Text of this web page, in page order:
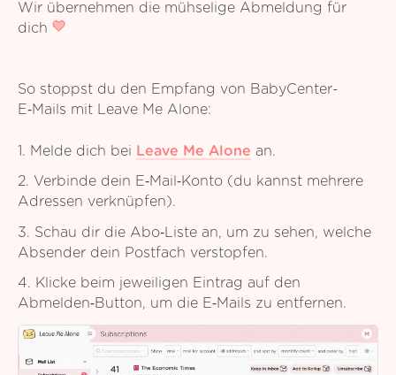
Wir übernehmen die mühselige Abmeldung für
dich
So stoppst du den Empfang von BabyCenter-
E‑Mails mit Leave Me Alone:
1. Melde dich bei Leave Me Alone an.
2. Verbinde dein E‑Mail‑Konto (du kannst mehrere
Adressen verknüpfen).
3. Schau dir die Abo‑Liste an, um zu sehen, welche
Absender dein Postfach verstopfen.
4. Klicke beim jeweiligen Eintrag auf den
Abmelden‑Button, um die E‑Mails zu entfernen.